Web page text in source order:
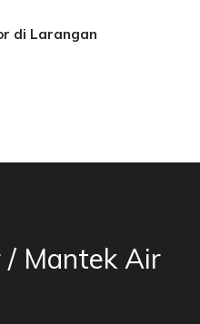
di Larangan
/ Mantek Air